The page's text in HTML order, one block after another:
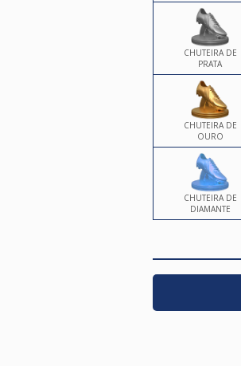
CHUTEIRA DE
PRATA
CHUTEIRA DE
OURO
CHUTEIRA DE
DIAMANTE